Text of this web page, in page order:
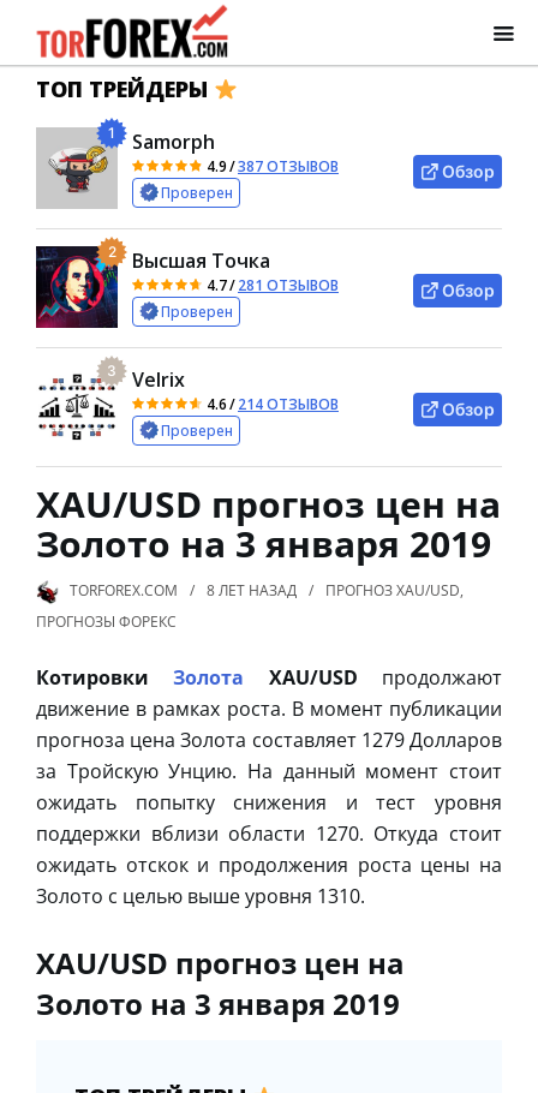
ТОП ТРЕЙДЕРЫ
1 Samorph
4.9/387 ОТЗЫВОВ
Проверен
Обзор
2 Высшая Точка
4.7/281 ОТЗЫВОВ
Проверен
Обзор
3 Velrix
4.6/214 ОТЗЫВОВ
Проверен
Обзор
XAU/USD прогноз цен на
Золото на 3 января 2019
TORFOREX.COM 8 ЛЕТ НАЗАД ПРОГНОЗ XAU/USD,
ПРОГНОЗЫ ФОРЕКС
КотировкиЗолота XAU/USD продолжают
движение в рамках роста. В момент публикации
прогноза цена Золота составляет 1279 Долларов
за Тройскую Унцию. На данный момент стоит
ожидать попытку снижения и тест уровня
поддержки вблизи области 1270. Откуда стоит
ожидать отскок и продолжения роста цены на
Золото с целью выше уровня 1310.
XAU/USD прогноз цен на
Золото на 3 января 2019